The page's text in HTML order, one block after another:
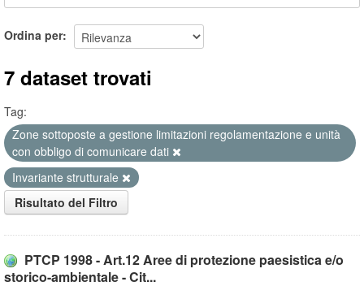
Ordina per
7 dataset trovati
Tag:
Zone sottoposte a gestione limitazioni regolamentazione e unità
con obbligo di comunicare dati
Invariante strutturale
Risultato del Filtro
PTCP 1998 - Art.12 Aree di protezione paesistica e/o
storico-ambientale - Cit...